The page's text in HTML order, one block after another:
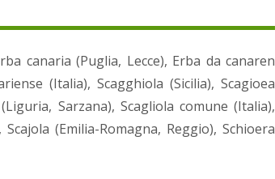
canaria (Puglia, Lecce), Erba da canaren
(Italia), Scagghiola (Sicilia), Scagioea
Sarzana), Scagliola comune (Italia),
(Emilia-Romagna, Reggio), Schioera